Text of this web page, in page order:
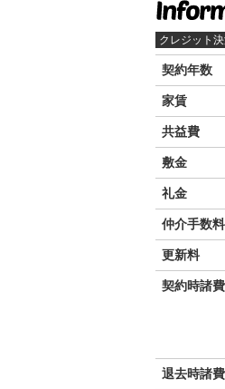
クレジット
契約年数
家賃
共益費
敷金
礼金
仲介手数料
更新料
契約時諸
退去時諸